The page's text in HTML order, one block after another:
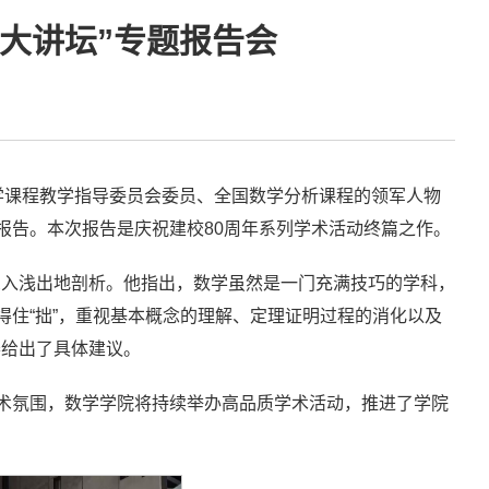
讲坛”专题报告会
程教学指导委员会委员、全国数学分析课程的领军人物
。本次报告是庆祝建校80周年系列学术活动终篇之作。
出地剖析。他指出，数学虽然是一门充满技巧的学科，
“拙”，重视基本概念的理解、定理证明过程的消化以及
出了具体建议。
氛围，数学学院将持续举办高品质学术活动，推进了学院